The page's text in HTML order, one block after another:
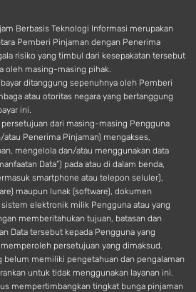
d
Berbasis Teknologi Informasi merupakan
Pemberi Pinjaman dengan Penerima
risiko yang timbul dari kesepakatan tersebut
oleh masing-masing pihak.
ditanggung sepenuhnya oleh Pemberi
atau otoritas negara yang bertanggung
ini.
dari masing-masing Pengguna
Penerima Pinjaman) mengakses,
mengelola dan/atau menggunakan data
Data”) pada atau di dalam benda,
smartphone atau telepon seluler),
maupun lunak (software), dokumen
elektronik milik Pengguna atau yang
memberitahukan tujuan, batasan dan
Data tersebut kepada Pengguna yang
persetujuan yang dimaksud.
belum memiliki pengetahuan dan pengalaman
untuk tidak menggunakan layanan ini.
mempertimbangkan tingkat bunga pinjaman